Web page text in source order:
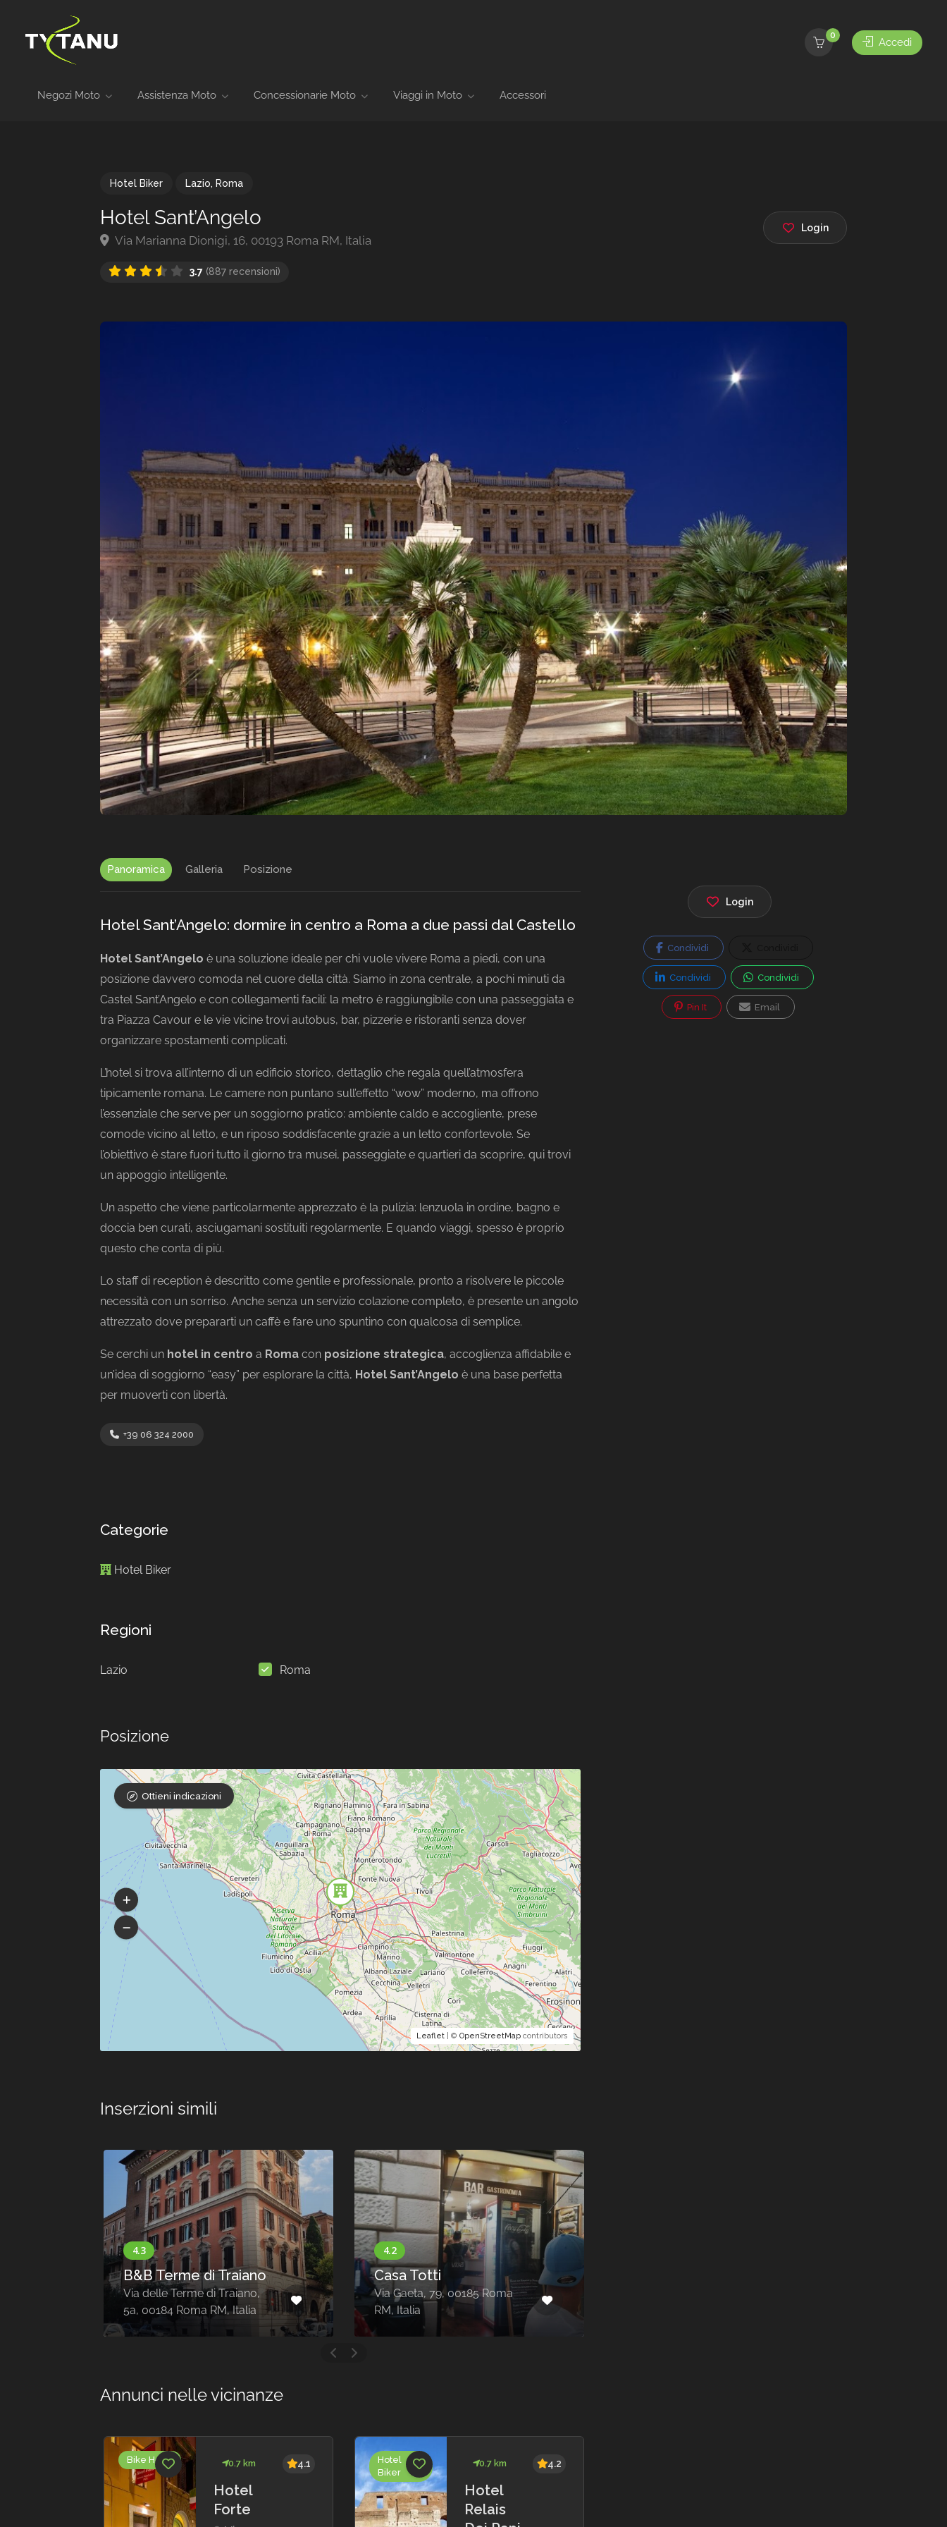
Negozi Moto Assistenza Moto Concessionarie Moto Viaggi in Moto Accessori
0
Accedi
Hotel Biker Lazio, Roma
Hotel Sant’Angelo
Via Marianna Dionigi, 16, 00193 Roma RM, Italia
3.7 (887 recensioni)
Login
Panoramica Galleria Posizione
Hotel Sant’Angelo: dormire in centro a Roma a due passi dal Castello
Hotel Sant’Angelo è una soluzione ideale per chi vuole vivere Roma a piedi, con una
posizione davvero comoda nel cuore della città. Siamo in zona centrale, a pochi minuti da
Castel Sant’Angelo e con collegamenti facili: la metro è raggiungibile con una passeggiata e
tra Piazza Cavour e le vie vicine trovi autobus, bar, pizzerie e ristoranti senza dover
organizzare spostamenti complicati.
L’hotel si trova all’interno di un edificio storico, dettaglio che regala quell’atmosfera
tipicamente romana. Le camere non puntano sull’effetto “wow” moderno, ma offrono
l’essenziale che serve per un soggiorno pratico: ambiente caldo e accogliente, prese
comode vicino al letto, e un riposo soddisfacente grazie a un letto confortevole. Se
l’obiettivo è stare fuori tutto il giorno tra musei, passeggiate e quartieri da scoprire, qui trovi
un appoggio intelligente.
Un aspetto che viene particolarmente apprezzato è la pulizia: lenzuola in ordine, bagno e
doccia ben curati, asciugamani sostituiti regolarmente. E quando viaggi, spesso è proprio
questo che conta di più.
Lo staff di reception è descritto come gentile e professionale, pronto a risolvere le piccole
necessità con un sorriso. Anche senza un servizio colazione completo, è presente un angolo
attrezzato dove prepararti un caffè e fare uno spuntino con qualcosa di semplice.
Se cerchi un hotel in centro a Roma con posizione strategica, accoglienza affidabile e
un’idea di soggiorno “easy” per esplorare la città, Hotel Sant’Angelo è una base perfetta
per muoverti con libertà.
+39 06 324 2000
Categorie
Hotel Biker
Regioni
Lazio Roma
Posizione
Leaflet| © OpenStreetMapcontributors
Ottieni indicazioni
Inserzioni simili
B&B Terme di Traiano
Via delle Terme di Traiano,
5a, 00184 Roma RM, Italia
Casa Totti
Via Gaeta, 79, 00185 Roma
RM, Italia
Annunci nelle vicinanze
Bike Hotel 0.7 km
Hotel
Forte
4.1
Hotel
Biker
0.7 km
Hotel
Relais
4.2
Login
Condividi
Condividi Condividi
Pin It Email